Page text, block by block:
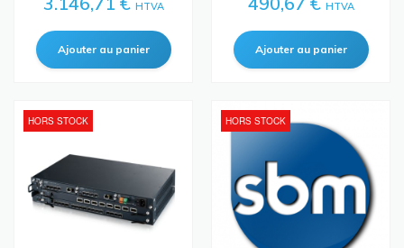
HTVA HTVA
HORS STOCK HORS STOCK